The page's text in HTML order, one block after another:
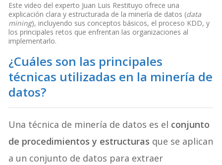
Este video del experto Juan Luis Restituyo ofrece una
explicación clara y estructurada de la minería de datos (data
mining), incluyendo sus conceptos básicos, el proceso KDD, y
los principales retos que enfrentan las organizaciones al
implementarlo.
¿Cuáles son las principales
técnicas utilizadas en la minería de
datos?
Una técnica de minería de datos es el conjunto
de procedimientos y estructuras que se aplican
a un conjunto de datos para extraer